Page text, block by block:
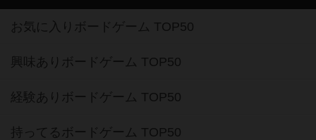
お気に入りボードゲーム TOP50
興味ありボードゲーム TOP50
経験ありボードゲーム TOP50
持ってるボードゲーム TOP50